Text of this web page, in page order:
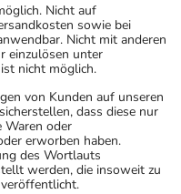
Nicht auf
sowie bei
Nicht mit anderen
einzulösen unter
nicht möglich.
von Kunden auf unseren
dass diese nur
Waren oder
erworben haben.
des Wortlauts
werden, die insoweit zu